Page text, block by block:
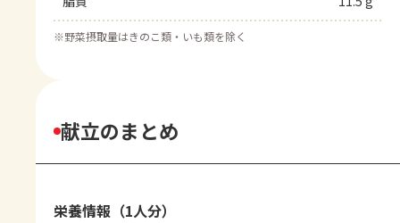
※野菜摂取量はきのこ類・いも類を除く
献立のまとめ
栄養情報（1人分）